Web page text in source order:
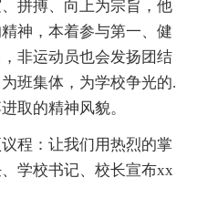
拼搏、向上为宗旨，他
神，本着参与第一、健
非运动员也会发扬团结
班集体，为学校争光的.
取的精神风貌。
程：让我们用热烈的掌
学校书记、校长宣布xx